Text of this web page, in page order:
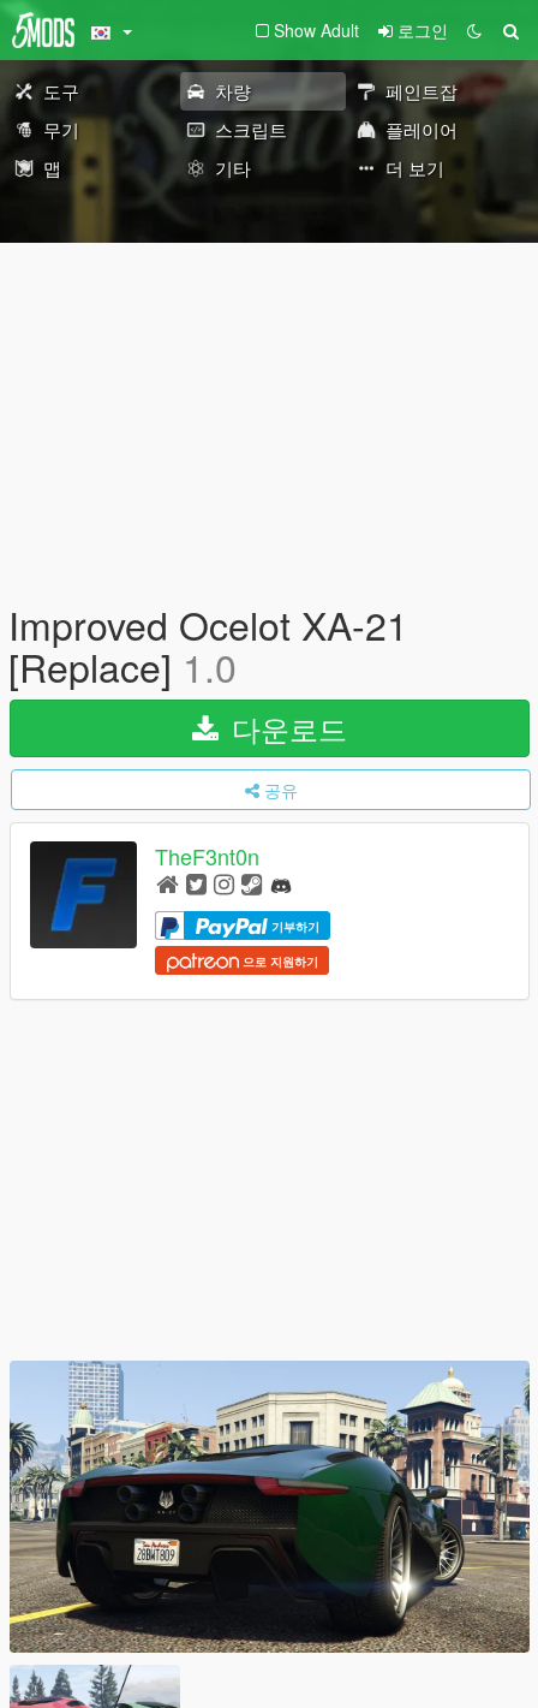
Show Adult 로그인
도구 차량
페인트잡
무기
스크립트
플레이어
맵
기타 더 보기
Improved Ocelot XA-21
[Replace] 1.0
다운로드
공유
TheF3nt0n
기부하기
으로 지원하기